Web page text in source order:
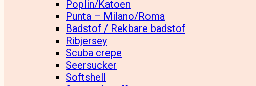
Poplin/Katoen
Punta – Milano/Roma
Badstof / Rekbare badstof
Ribjersey
Scuba crepe
Seersucker
Softshell